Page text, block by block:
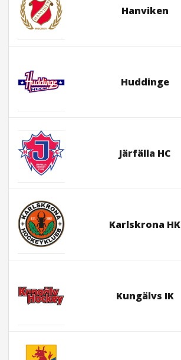
Hanviken
Huddinge
Järfälla HC
Karlskrona HK
Kungälvs IK